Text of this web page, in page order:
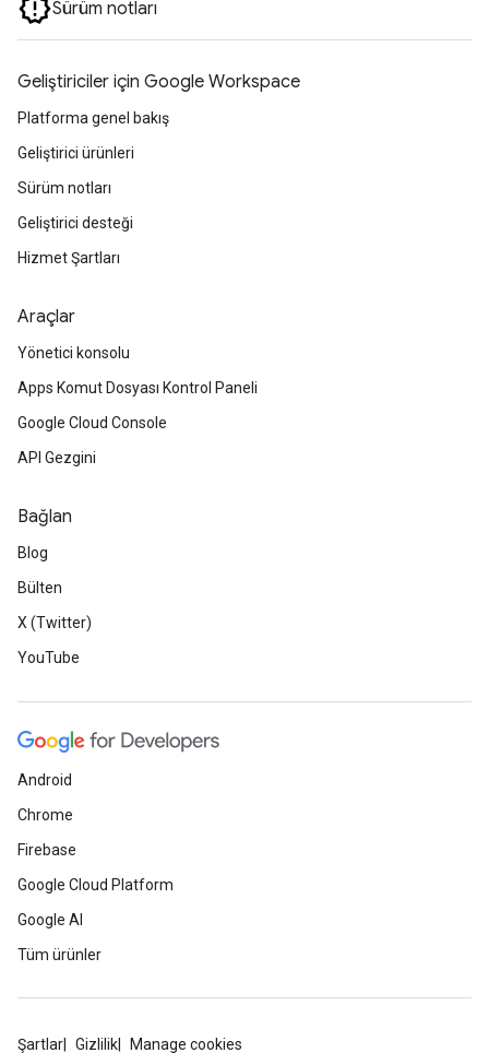
Sürüm notları
Geliştiriciler için Google Workspace
Platforma genel bakış
Geliştirici ürünleri
Sürüm notları
Geliştirici desteği
Hizmet Şartları
Araçlar
Yönetici konsolu
Apps Komut Dosyası Kontrol Paneli
Google Cloud Console
API Gezgini
Bağlan
Blog
Bülten
X (Twitter)
YouTube
Android
Chrome
Firebase
Google Cloud Platform
Google AI
Tüm ürünler
Şartlar Gizlilik Manage cookies